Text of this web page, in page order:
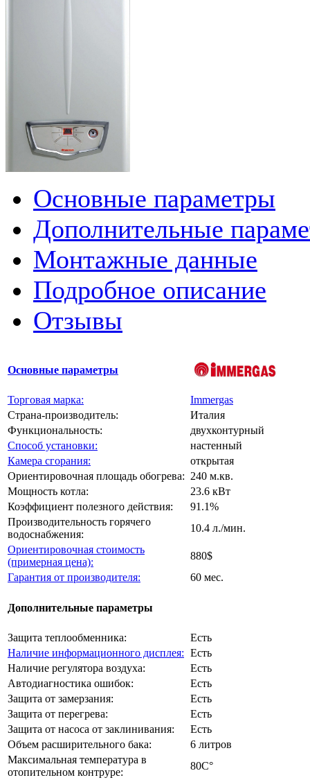
Основные параметры
Дополнительные
Монтажные данные
Подробное описание
Отзывы
Основные параметры
Торговая марка:
Immergas
Страна-производитель:
Италия
Функциональность:
двухконтурный
Способ установки:
настенный
Камера сгорания:
открытая
Ориентировочная площадь обогрева: 240 м.кв.
Мощность котла:
23.6 кВт
Коэффициент полезного действия:
91.1%
Производительность горячего
водоснабжения:
10.4 л./мин.
Ориентировочная стоимость
(примерная цена):
880$
Гарантия от производителя:
60 мес.
Дополнительные параметры
Защита теплообменника:
Есть
Наличие информационного дисплея: Есть
Наличие регулятора воздуха:
Есть
Автодиагностика ошибок:
Есть
Защита от замерзания:
Есть
Защита от перегрева:
Есть
Защита от насоса от заклинивания:
Есть
Объем расширительного бака:
6 литров
Максимальная температура в
отопительном контруре:
80C°